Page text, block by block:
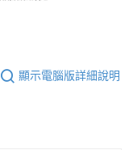
顯示電腦版詳細說明